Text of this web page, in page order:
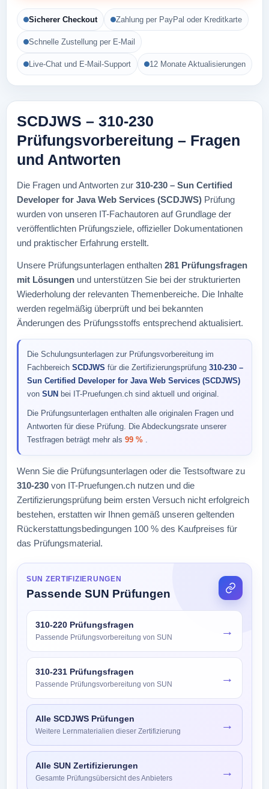
Sicherer Checkout Zahlung per PayPal oder Kreditkarte
Schnelle Zustellung per E-Mail
Live-Chat und E-Mail-Support 12 Monate Aktualisierungen
SCDJWS – 310-230
Prüfungsvorbereitung – Fragen
und Antworten
Die Fragen und Antworten zur 310-230 – Sun Certified
Developer for Java Web Services (SCDJWS) Prüfung
wurden von unseren IT-Fachautoren auf Grundlage der
veröffentlichten Prüfungsziele, offizieller Dokumentationen
und praktischer Erfahrung erstellt.
Unsere Prüfungsunterlagen enthalten 281 Prüfungsfragen
mit Lösungen und unterstützen Sie bei der strukturierten
Wiederholung der relevanten Themenbereiche. Die Inhalte
werden regelmäßig überprüft und bei bekannten
Änderungen des Prüfungsstoffs entsprechend aktualisiert.
Die Schulungsunterlagen zur Prüfungsvorbereitung im
Fachbereich SCDJWS für die Zertifizierungsprüfung 310-230 –
Sun Certified Developer for Java Web Services (SCDJWS)
von SUN bei IT-Pruefungen.ch sind aktuell und original.
Die Prüfungsunterlagen enthalten alle originalen Fragen und
Antworten für diese Prüfung. Die Abdeckungsrate unserer
Testfragen beträgt mehr als 99 % .
Wenn Sie die Prüfungsunterlagen oder die Testsoftware zu
310-230 von IT-Pruefungen.ch nutzen und die
Zertifizierungsprüfung beim ersten Versuch nicht erfolgreich
bestehen, erstatten wir Ihnen gemäß unseren geltenden
Rückerstattungsbedingungen 100 % des Kaufpreises für
das Prüfungsmaterial.
SUN ZERTIFIZIERUNGEN
Passende SUN Prüfungen
310-220 Prüfungsfragen
Passende Prüfungsvorbereitung von SUN →
310-231 Prüfungsfragen
Passende Prüfungsvorbereitung von SUN →
Alle SCDJWS Prüfungen
Weitere Lernmaterialien dieser Zertifizierung →
Alle SUN Zertifizierungen
Gesamte Prüfungsübersicht des Anbieters →